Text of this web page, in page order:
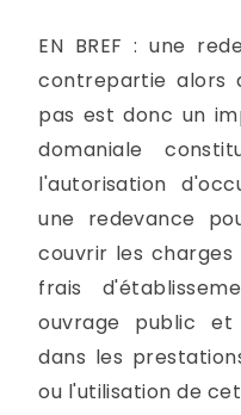
EN BREF : une
contrepartie alors
pas est donc un
domaniale
l'autorisation
une redevance
couvrir les charges
frais
ouvrage public
dans les
ou l'utilisation de cet